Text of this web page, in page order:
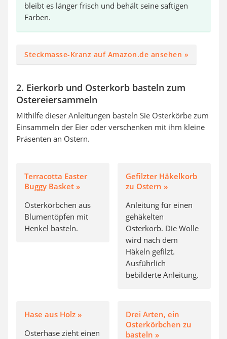
bleibt es länger frisch und behält seine saftigen
Farben.
Steckmasse-Kranz auf Amazon.de ansehen »
2. Eierkorb und Osterkorb basteln zum
Ostereiersammeln
Mithilfe dieser Anleitungen basteln Sie Osterkörbe zum
Einsammeln der Eier oder verschenken mit ihm kleine
Präsenten an Ostern.
Terracotta Easter
Buggy Basket »
Osterkörbchen aus
Blumentöpfen mit
Henkel basteln.
Gefilzter Häkelkorb
zu Ostern »
Anleitung für einen
gehäkelten
Osterkorb. Die Wolle
wird nach dem
Häkeln gefilzt.
Ausführlich
bebilderte Anleitung.
Hase aus Holz »
Osterhase zieht einen
Drei Arten, ein
Osterkörbchen zu
basteln »